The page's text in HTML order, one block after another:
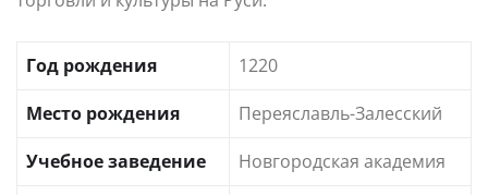
Год рождения
1220
Место рождения
Переяславль-Залесский
Учебное заведение
Новгородская академия